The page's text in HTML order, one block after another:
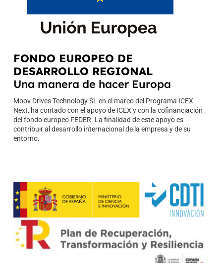
FONDO EUROPEO DE
DESARROLLO REGIONAL
Una manera de hacer Europa
Moov Drives Technology SL en el marco del Programa ICEX
Next, hacontado con el apoyo de ICEX y con la cofinanciación
del fondo europeo FEDER. La finalidad de este apoyo es
contribuir al desarrollo internacional de la empresa y de su
entorno.